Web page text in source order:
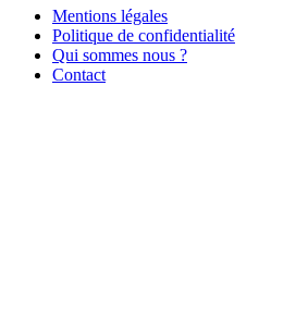
Mentions légales
Politique de confidentialité
Qui sommes nous ?
Contact